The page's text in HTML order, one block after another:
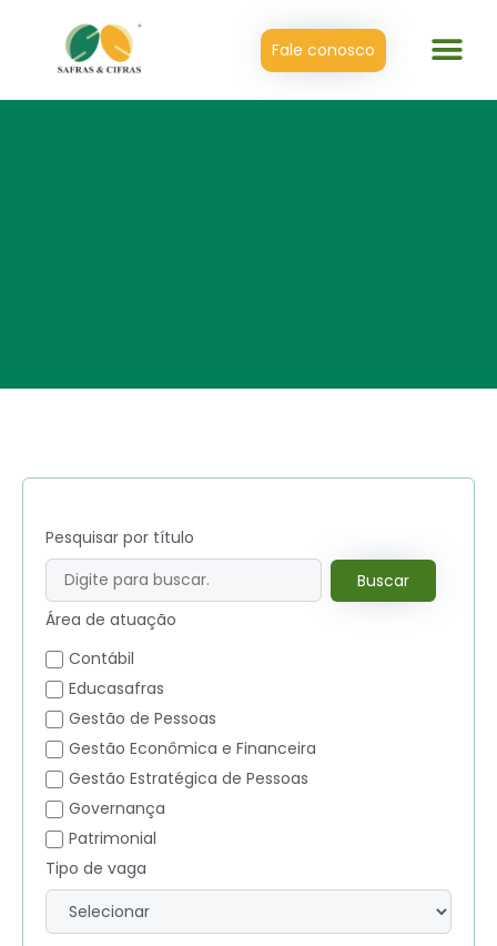
Fale conosco
Pesquisar por título
Buscar
Área de atuação
Contábil
Educasafras
Gestão de Pessoas
Gestão Econômica e Financeira
Gestão Estratégica de Pessoas
Governança
Patrimonial
Tipo de vaga